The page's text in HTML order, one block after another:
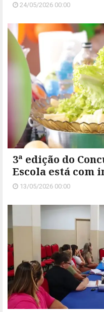
24/05/2026 00:00
3ª edição do
Escola está com
13/05/2026 00:00